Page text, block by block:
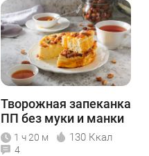
Творожная запеканка
ПП без муки и манки
1 ч 20 м 130 Ккал
4